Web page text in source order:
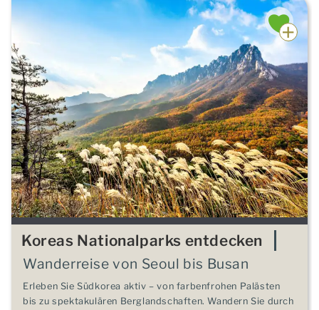
Koreas Nationalparks entdecken
Wanderreise von Seoul bis Busan
Erleben Sie Südkorea aktiv – von farbenfrohen Palästen
bis zu spektakulären Berglandschaften. Wandern Sie durch